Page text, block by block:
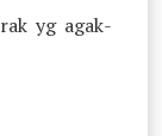
yg agak-